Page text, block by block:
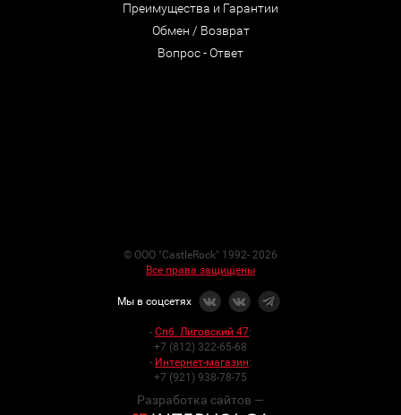
Преимущества и Гарантии
Обмен / Возврат
Вопрос - Ответ
© ООО "CastleRock" 1992- 2026
Все права защищены
Мы в соцсетях
- Спб. Лиговский 47:
+7 (812) 322-65-68
- Интернет-магазин:
+7 (921) 938-78-75
Разработка сайтов —